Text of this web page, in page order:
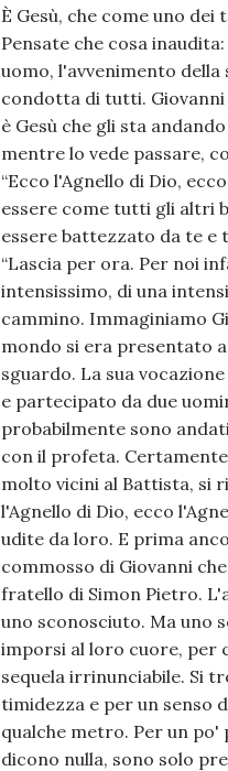
È Gesù, che come uno
Pensate che cosa
uomo, l'avvenimento
condotta di tutti.
è Gesù che gli sta
mentre lo vede passare,
“Ecco l'Agnello di Dio,
essere come tutti gli altri
essere battezzato da te e
“Lascia per ora. Per noi
intensissimo, di una
cammino. Immaginiamo
mondo si era presentato
sguardo. La sua
e partecipato da due
probabilmente sono
con il profeta.
molto vicini al Battista, si
l'Agnello di Dio, ecco
udite da loro. E prima
commosso di Giovanni
fratello di Simon Pietro.
uno sconosciuto. Ma uno
imporsi al loro cuore, per
sequela irrinunciabile. Si
timidezza e per un senso
qualche metro. Per un
dicono nulla, sono solo